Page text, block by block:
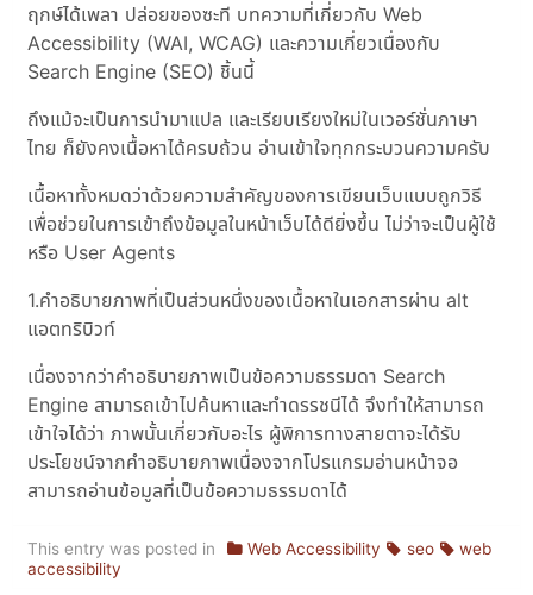
ฤกษ์ได้เพลา ปล่อยของซะที บทความที่เกี่ยวกับ Web
Accessibility (WAI, WCAG) และความเกี่ยวเนื่องกับ
Search Engine (SEO) ชิ้นนี้
ถึงแม้จะเป็นการนำมาแปล และเรียบเรียงใหม่ในเวอร์ชั่นภาษา
ไทย ก็ยังคงเนื้อหาได้ครบถ้วน อ่านเข้าใจทุกกระบวนความครับ
เนื้อหาทั้งหมดว่าด้วยความสำคัญของการเขียนเว็บแบบถูกวิธี
เพื่อช่วยในการเข้าถึงข้อมูลในหน้าเว็บได้ดียิ่งขึ้น ไม่ว่าจะเป็นผู้ใช้
หรือ User Agents
1.คำอธิบายภาพที่เป็นส่วนหนึ่งของเนื้อหาในเอกสารผ่าน alt
แอตทริบิวท์
เนื่องจากว่าคำอธิบายภาพเป็นข้อความธรรมดา Search
Engine สามารถเข้าไปค้นหาและทำดรรชนีได้ จึงทำให้สามารถ
เข้าใจได้ว่า ภาพนั้นเกี่ยวกับอะไร ผู้พิการทางสายตาจะได้รับ
ประโยชน์จากคำอธิบายภาพเนื่องจากโปรแกรมอ่านหน้าจอ
สามารถอ่านข้อมูลที่เป็นข้อความธรรมดาได้
This entry was posted in Web Accessibility seo
web
accessibility